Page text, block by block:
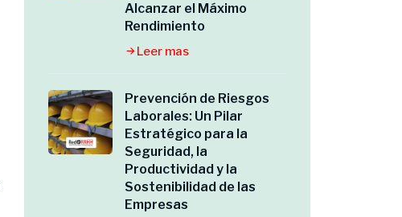
Alcanzar el Máximo
Rendimiento
Leer mas
Prevención de Riesgos
Laborales: Un Pilar
Estratégico para la
Seguridad, la
Productividad y la
Sostenibilidad de las
Empresas